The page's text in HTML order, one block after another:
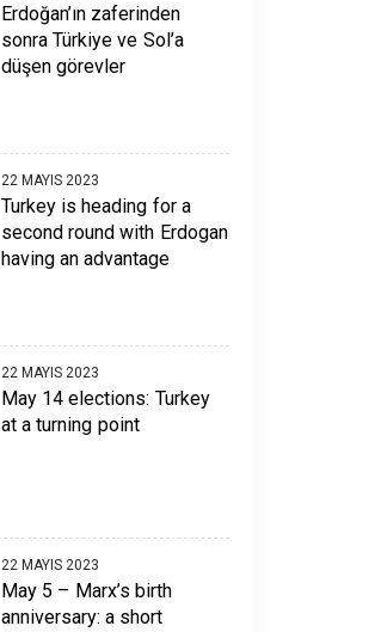
Erdoğan’ın zaferinden
sonra Türkiye ve Sol’a
düşen görevler
22 MAYIS 2023
Turkey is heading for a
second round with Erdogan
having an advantage
22 MAYIS 2023
May 14 elections: Turkey
at a turning point
22 MAYIS 2023
May 5 – Marx’s birth
anniversary: a short